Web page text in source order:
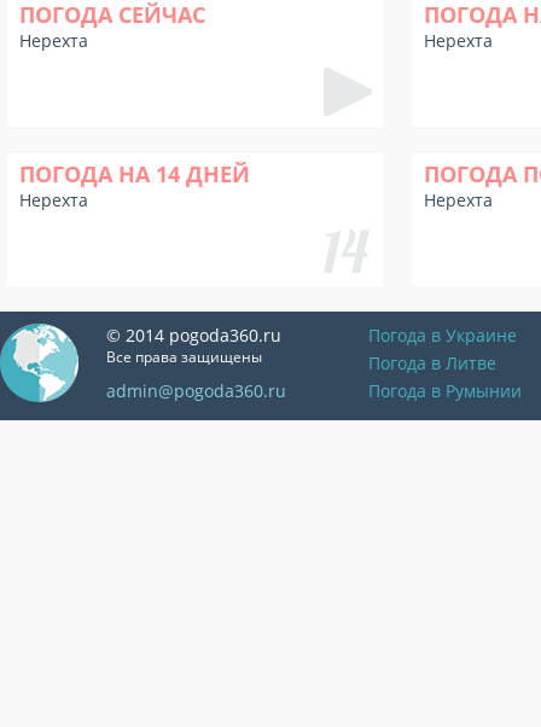
ПОГОДА СЕЙЧАС
Нерехта
ПОГОДА
Нерехта
ПОГОДА НА 14 ДНЕЙ
Нерехта
ПОГОДА
Нерехта
© 2014 pogoda360.ru
Все права защищены
admin@pogoda360.ru
Погода в Украине
Погода в Литве
Погода в Румынии